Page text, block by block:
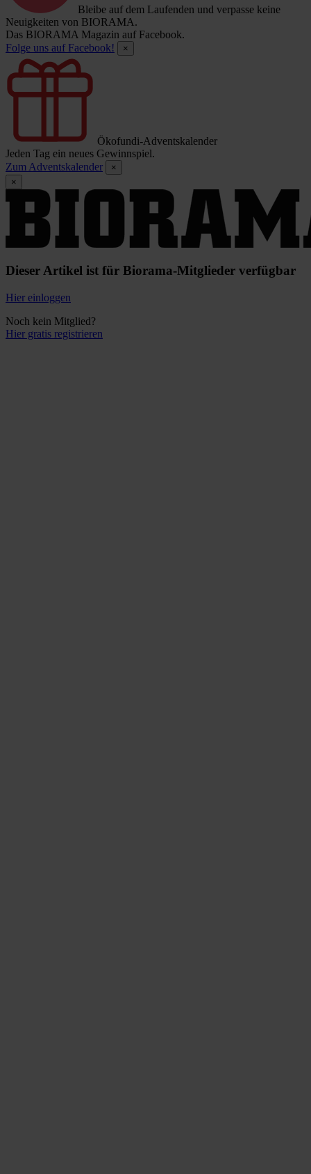
Bleibe auf dem Laufenden und verpasse keine
Neuigkeiten von BIORAMA.
Das BIORAMA Magazin auf Facebook.
Folge uns auf Facebook!
×
Ökofundi-Adventskalender
Jeden Tag ein neues Gewinnspiel.
Zum Adventskalender
×
×
Dieser Artikel ist für Biorama-Mitglieder verfügbar
Hier einloggen
Noch kein Mitglied?
Hier gratis registrieren